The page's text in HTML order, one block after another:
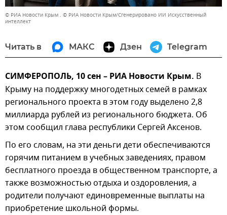
© РИА Новости Крым . © РИА Новости Крым/Сгенерировано ИИ Искусственный
интеллект
Читать в МАКС Дзен Telegram
СИМФЕРОПОЛЬ, 10 сен – РИА Новости Крым. В
Крыму на поддержку многодетных семей в рамках
регионального проекта в этом году выделено 2,8
миллиарда рублей из регионального бюджета. Об
этом сообщил глава республики Сергей Аксенов.
По его словам, на эти деньги дети обеспечиваются
горячим питанием в учебных заведениях, правом
бесплатного проезда в общественном транспорте, а
также возможностью отдыха и оздоровления, а
родители получают единовременные выплаты на
приобретение школьной формы.